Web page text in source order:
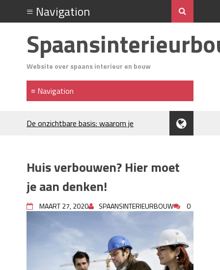
Website over spaans interieur en bouw
De onzichtbare basis: waarom je
trekken veel aandacht
Waar let je op bij het kiezen van
gevelreiniging?
Projectinrichting voor kantoren: hoe
Zo blijft je oven loeiheet: de beste tips
voor een perfecte isolatie
Grond kopen of verkopen Noord-
Huis verbouwen? Hier moet
je aan denken!
MAART 27, 2020 SPAANSINTERIEURBOUW 0